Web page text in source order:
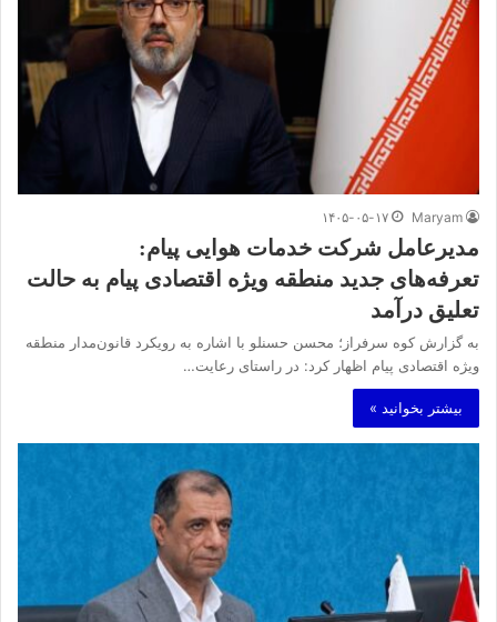
Maryam ۱۴۰۵-۰۵-۱۷
مدیرعامل شرکت خدمات هوایی پیام:
تعرفه‌های جدید منطقه ویژه اقتصادی پیام به حالت
تعلیق درآمد
به گزارش کوه سرفراز؛ محسن حسنلو با اشاره به رویکرد قانون‌مدار منطقه
ویژه اقتصادی پیام اظهار کرد: در راستای رعایت…
بیشتر بخوانید »